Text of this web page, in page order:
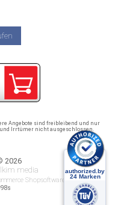
Angebote sind freibleibend und nur
Irrtümer nicht ausgeschlossen.
2026
media
Shopsoftware